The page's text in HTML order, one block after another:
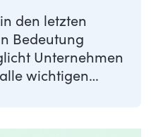
den letzten
Bedeutung
Unternehmen
wichtigen